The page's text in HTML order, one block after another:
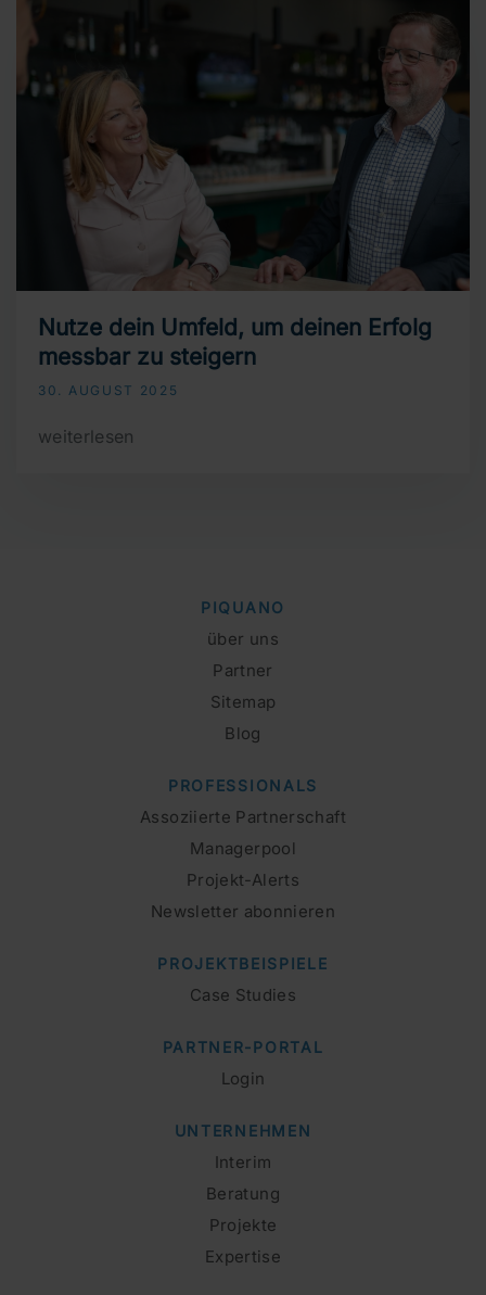
Nutze dein Umfeld, um deinen Erfolg
messbar zu steigern
30. AUGUST 2025
weiterlesen
PIQUANO
über uns
Partner
Sitemap
Blog
PROFESSIONALS
Assoziierte Partnerschaft
Managerpool
Projekt-Alerts
Newsletter abonnieren
PROJEKTBEISPIELE
Case Studies
PARTNER-PORTAL
Login
UNTERNEHMEN
Interim
Beratung
Projekte
Expertise